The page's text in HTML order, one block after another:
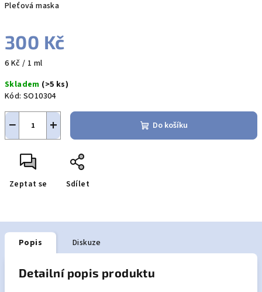
Pleťová maska
300 Kč
Měrná
6 Kč / 1 ml
Skladem (>5 ks)
Kód: SO10304
+
− Do košíku
Zeptat se Sdílet
Popis Diskuze
Detailní popis produktu